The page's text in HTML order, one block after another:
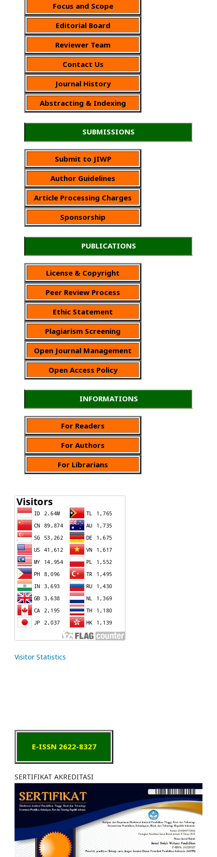
Focus and Scope
Editorial Board
Reviewer Team
Contact Us
Journal History
Abstracting & Indexing
SUBMISSIONS
Submit to JIWP
Author Guidelines
Article Processing Charges
Sponsorship
PUBLICATIONS
License & Copyright
Peer Review Process
Ethic Statement
Plagiarism Screening
Open Journal Management
Open Access Policy
INFORMATIONS
For Readers
For Authors
For Librarians
Visitor Statistics
E-ISSN 2622-8327
SERTIFIKAT AKREDITASI